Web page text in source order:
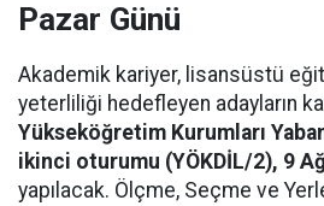
Pazar Günü
Akademik kariyer, lisansüstü
yeterliliği hedefleyen adayların
Yükseköğretim Kurumları
ikinci oturumu (YÖKDİL/2), 9
yapılacak. Ölçme, Seçme ve